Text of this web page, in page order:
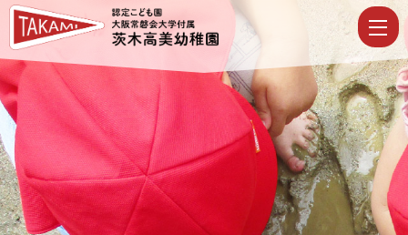
令
和
8
年
度
未
就
園